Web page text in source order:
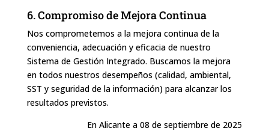
6. Compromiso de Mejora Continua
Nos comprometemos a la mejora continua de la
conveniencia, adecuación y eficacia de nuestro
Sistema de Gestión Integrado. Buscamos la mejora
en todos nuestros desempeños (calidad, ambiental,
SST y seguridad de la información) para alcanzar los
resultados previstos.
En Alicante a 08 de septiembre de 2025